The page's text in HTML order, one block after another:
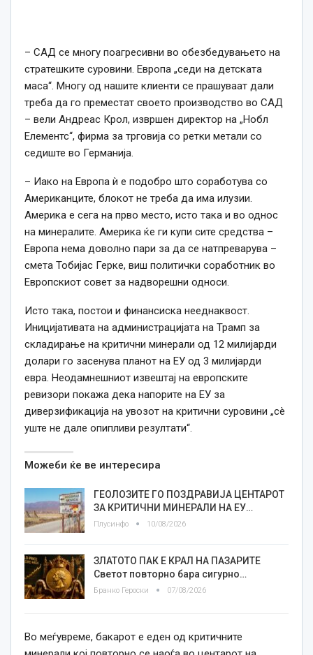
– САД се многу поагресивни во обезбедувањето на
стратешките суровини. Европа „седи на детската
маса“. Многу од нашите клиенти се прашуваат дали
треба да го преместат своето производство во САД
– вели Андреас Крол, извршен директор на „Нобл
Елементс“, фирма за трговија со ретки метали со
седиште во Германија.
– Иако на Европа ѝ е подобро што соработува со
Американците, блокот не треба да има илузии.
Америка е сега на прво место, исто така и во однос
на минералите. Америка ќе ги купи сите средства –
Европа нема доволно пари за да се натпреварува –
смета Тобијас Герке, виш политички соработник во
Европскиот совет за надворешни односи.
Исто така, постои и финансиска нееднаквост.
Иницијативата на администрацијата на Трамп за
складирање на критични минерали од 12 милијарди
долари го засенува планот на ЕУ од 3 милијарди
евра. Неодамнешниот извештај на европските
ревизори покажа дека напорите на ЕУ за
диверзификација на увозот на критични суровини „сè
уште не дале опипливи резултати“.
Можеби ќе ве интересира
ГЕОЛОЗИТЕ ГО ПОЗДРАВИЈА ЦЕНТАРОТ
ЗА КРИТИЧНИ МИНЕРАЛИ НА ЕУ…
Плусинфо 10/08/2026
ЗЛАТОТО ПАК Е КРАЛ НА ПАЗАРИТЕ
Светот повторно бара сигурно…
Бранко Героски 07/08/2026
Во меѓувреме, бакарот е еден од критичните